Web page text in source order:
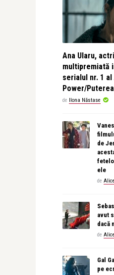
Ana Ularu,
multipremiată
serialul nr. 1
Power/Puterea
de Ilona Năstase
de
ele
de
avut
dacă
de
Gal
pe